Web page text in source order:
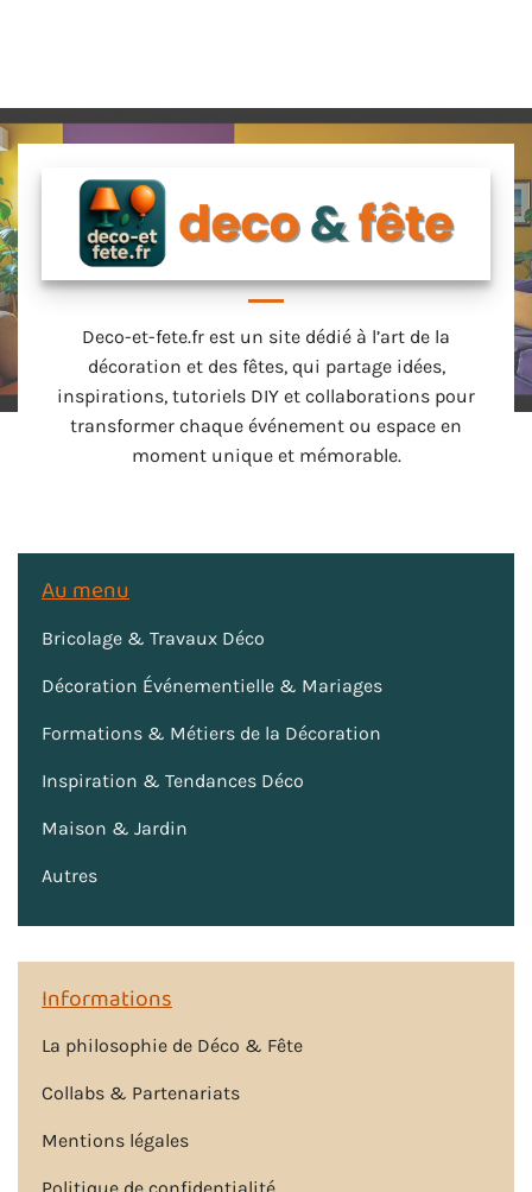
Deco-et-fete.fr est un site dédié à l’art de la
décoration et des fêtes, qui partage idées,
inspirations, tutoriels DIY et collaborations pour
transformer chaque événement ou espace en
moment unique et mémorable.
Au menu
Bricolage & Travaux Déco
Décoration Événementielle & Mariages
Formations & Métiers de la Décoration
Inspiration & Tendances Déco
Maison & Jardin
Autres
Informations
La philosophie de Déco & Fête
Collabs & Partenariats
Mentions légales